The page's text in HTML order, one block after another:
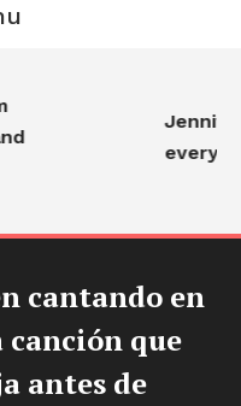
cantando en
que
antes de